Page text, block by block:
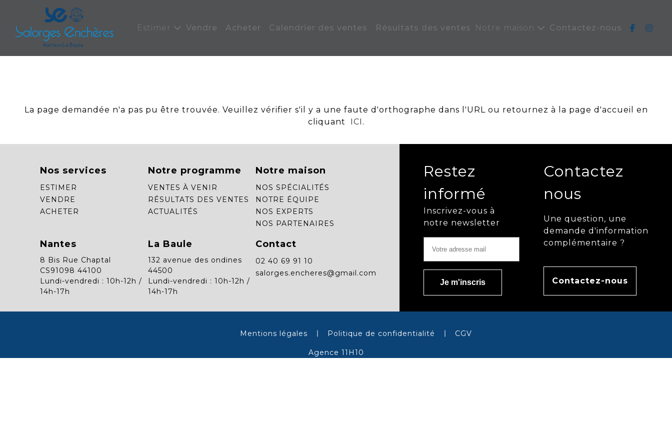
Estimer Vendre Acheter Calendrier des ventes Résultats des ventes Notre maison Contactez-nous
La page demandée n'a pas pu être trouvée. Veuillez vérifier s'il y a une faute d'orthographe dans l'URL ou retournez à la page d'accueil en
cliquant
ICI .
Nos services
ESTIMER
VENDRE
ACHETER
Notre programme
VENTES À VENIR
RÉSULTATS DES VENTES
ACTUALITÉS
Notre maison
NOS SPÉCIALITÉS
NOTRE ÉQUIPE
NOS EXPERTS
NOS PARTENAIRES
Nantes
8 Bis Rue Chaptal
CS91098 44100
Lundi-vendredi : 10h-12h /
14h-17h
La Baule
132 avenue des ondines
44500
Lundi-vendredi : 10h-12h /
14h-17h
Contact
02 40 69 91 10
salorges.encheres@gmail.com
Restez
informé
Inscrivez-vous à
notre newsletter
Contactez
nous
Une question, une
demande d'information
complémentaire ?
Contactez-nous
Mentions légales Politique de confidentialité CGV
Agence 11H10
Panneau de gestion des cookies